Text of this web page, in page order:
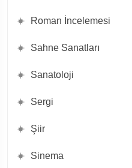
Roman İncelemesi
Sahne Sanatları
Sanatoloji
Sergi
Şiir
Sinema